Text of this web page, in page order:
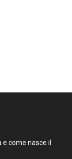
e come nasce il